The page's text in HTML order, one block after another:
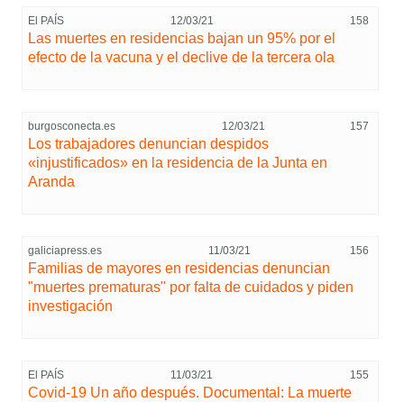
El PAÍS 12/03/21 158
Las muertes en residencias bajan un 95% por el
efecto de la vacuna y el declive de la tercera ola
burgosconecta.es 12/03/21 157
Los trabajadores denuncian despidos
«injustificados» en la residencia de la Junta en
Aranda
galiciapress.es 11/03/21 156
Familias de mayores en residencias denuncian
"muertes prematuras" por falta de cuidados y piden
investigación
El PAÍS 11/03/21 155
Covid-19 Un año después. Documental: La muerte